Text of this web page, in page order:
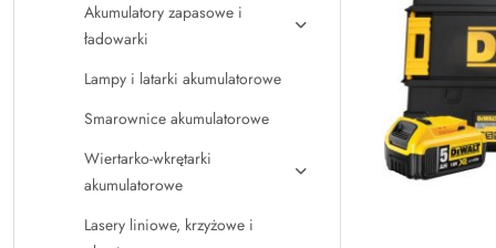
Akumulatory zapasowe i
ładowarki
Lampy i latarki akumulatorowe
Smarownice akumulatorowe
Wiertarko-wkrętarki
akumulatorowe
Lasery liniowe, krzyżowe i